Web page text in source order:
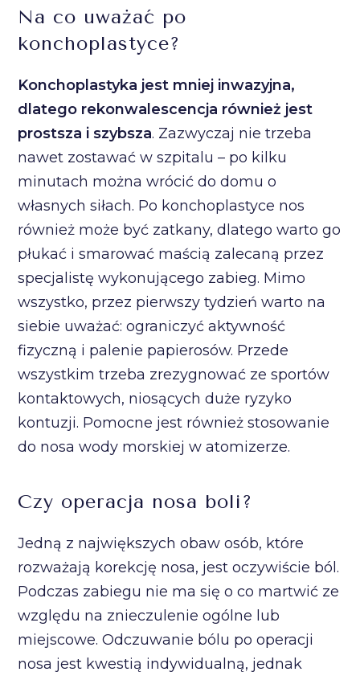
Na co uważać po
konchoplastyce?
Konchoplastyka jest mniej inwazyjna,
dlatego rekonwalescencja również jest
prostsza i szybsza. Zazwyczaj nie trzeba
nawet zostawać w szpitalu – po kilku
minutach można wrócić do domu o
własnych siłach. Po konchoplastyce nos
również może być zatkany, dlatego warto go
płukać i smarować maścią zalecaną przez
specjalistę wykonującego zabieg. Mimo
wszystko, przez pierwszy tydzień warto na
siebie uważać: ograniczyć aktywność
fizyczną i palenie papierosów. Przede
wszystkim trzeba zrezygnować ze sportów
kontaktowych, niosących duże ryzyko
kontuzji. Pomocne jest również stosowanie
do nosa wody morskiej w atomizerze.
Czy operacja nosa boli?
Jedną z największych obaw osób, które
rozważają korekcję nosa, jest oczywiście ból.
Podczas zabiegu nie ma się o co martwić ze
względu na znieczulenie ogólne lub
miejscowe. Odczuwanie bólu po operacji
nosa jest kwestią indywidualną, jednak